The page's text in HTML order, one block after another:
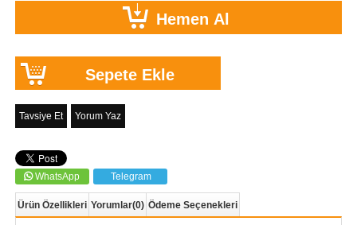
Tavsiye Et Yorum Yaz
WhatsApp Telegram
Ürün Özellikleri Yorumlar(0) Ödeme Seçenekleri